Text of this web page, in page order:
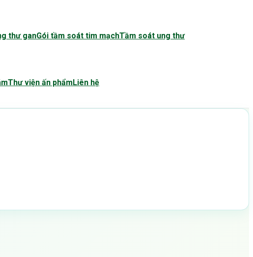
thư ganGói tầm soát tim mạchTầm soát ung thư
Thư viện ấn phẩmLiên hệ